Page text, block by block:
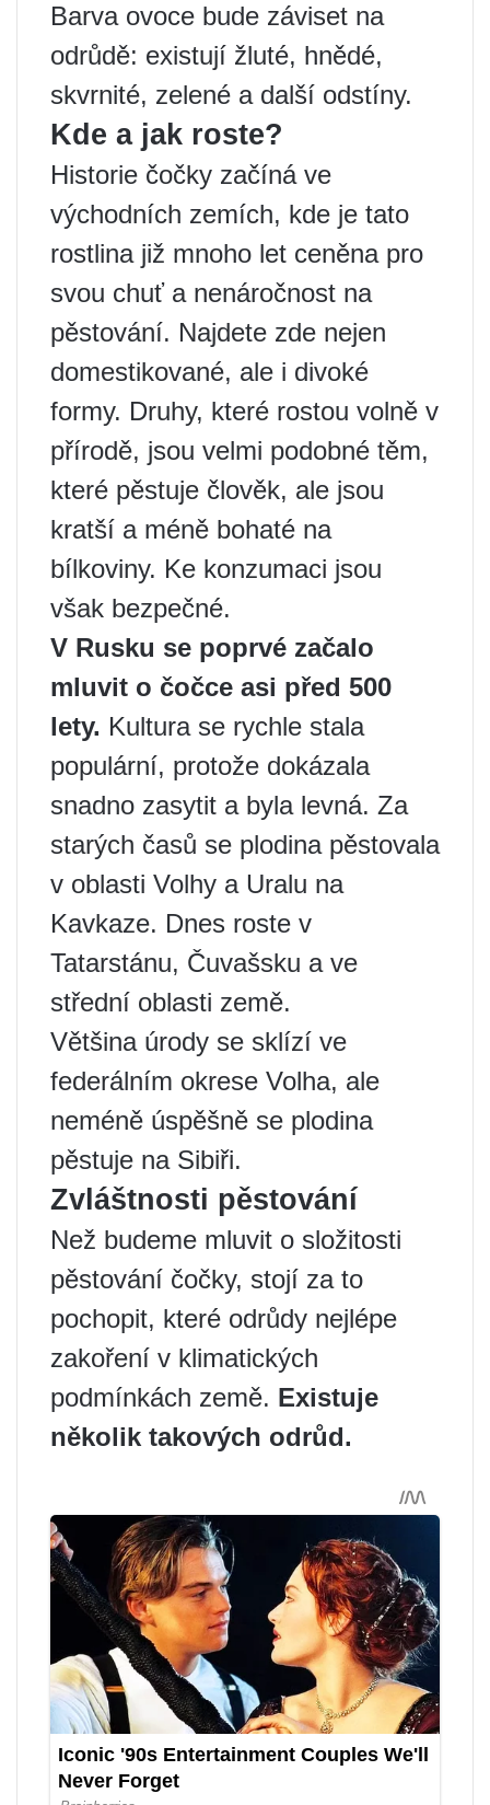
Barva ovoce bude záviset na
odrůdě: existují žluté, hnědé,
skvrnité, zelené a další odstíny.
Kde a jak roste?
Historie čočky začíná ve
východních zemích, kde je tato
rostlina již mnoho let ceněna pro
svou chuť a nenáročnost na
pěstování. Najdete zde nejen
domestikované, ale i divoké
formy. Druhy, které rostou volně v
přírodě, jsou velmi podobné těm,
které pěstuje člověk, ale jsou
kratší a méně bohaté na
bílkoviny. Ke konzumaci jsou
však bezpečné.
V Rusku se poprvé začalo
mluvit o čočce asi před 500
lety. Kultura se rychle stala
populární, protože dokázala
snadno zasytit a byla levná. Za
starých časů se plodina pěstovala
v oblasti Volhy a Uralu na
Kavkaze. Dnes roste v
Tatarstánu, Čuvašsku a ve
střední oblasti země.
Většina úrody se sklízí ve
federálním okrese Volha, ale
neméně úspěšně se plodina
pěstuje na Sibiři.
Zvláštnosti pěstování
Než budeme mluvit o složitosti
pěstování čočky, stojí za to
pochopit, které odrůdy nejlépe
zakoření v klimatických
podmínkách země. Existuje
několik takových odrůd.